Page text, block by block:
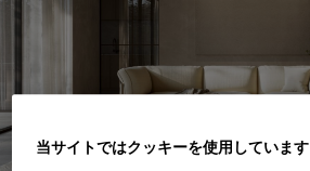
当サイトではクッキーを使用しています